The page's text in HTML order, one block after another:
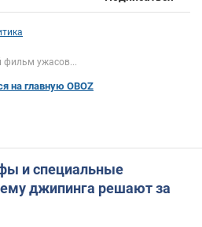
фильм ужасов...
на главную OBOZ
и специальные
джипинга решают за